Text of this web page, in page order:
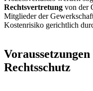
Rechtsvertretung von der
Mitglieder der
Kostenrisiko gerichtlich
Rechtsschutz